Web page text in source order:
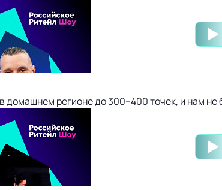
регионе до 300–400 точек, и нам не